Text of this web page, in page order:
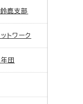
鹿支部
トワーク
団